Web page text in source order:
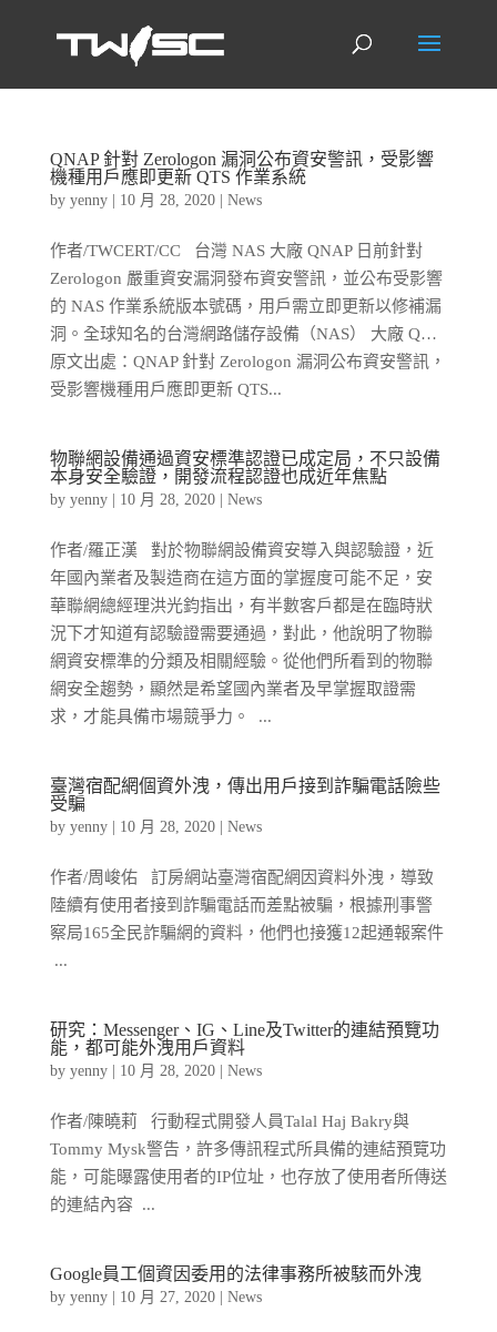
QNAP 針對 Zerologon 漏洞公布資安警訊，受影響
機種用戶應即更新 QTS 作業系統
by yenny| 10 月 28, 2020| News
作者/TWCERT/CC 台灣 NAS 大廠 QNAP 日前針對
Zerologon 嚴重資安漏洞發布資安警訊，並公布受影響
的 NAS 作業系統版本號碼，用戶需立即更新以修補漏
洞。全球知名的台灣網路儲存設備（NAS） 大廠 Q…
原文出處：QNAP 針對 Zerologon 漏洞公布資安警訊，
受影響機種用戶應即更新 QTS...
物聯網設備通過資安標準認證已成定局，不只設備
本身安全驗證，開發流程認證也成近年焦點
by yenny| 10 月 28, 2020| News
作者/羅正漢 對於物聯網設備資安導入與認驗證，近
年國內業者及製造商在這方面的掌握度可能不足，安
華聯網總經理洪光鈞指出，有半數客戶都是在臨時狀
況下才知道有認驗證需要通過，對此，他說明了物聯
網資安標準的分類及相關經驗。從他們所看到的物聯
網安全趨勢，顯然是希望國內業者及早掌握取證需
求，才能具備市場競爭力。 ...
臺灣宿配網個資外洩，傳出用戶接到詐騙電話險些
受騙
by yenny| 10 月 28, 2020| News
作者/周峻佑 訂房網站臺灣宿配網因資料外洩，導致
陸續有使用者接到詐騙電話而差點被騙，根據刑事警
察局165全民詐騙網的資料，他們也接獲12起通報案件
...
研究：Messenger、IG、Line及Twitter的連結預覽功
能，都可能外洩用戶資料
by yenny| 10 月 28, 2020| News
作者/陳曉莉 行動程式開發人員Talal Haj Bakry與
Tommy Mysk警告，許多傳訊程式所具備的連結預覽功
能，可能曝露使用者的IP位址，也存放了使用者所傳送
的連結內容 ...
Google員工個資因委用的法律事務所被駭而外洩
by yenny| 10 月 27, 2020| News